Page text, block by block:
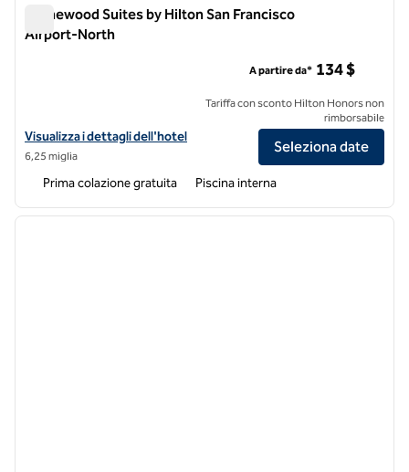
Homewood Suites by Hilton San Francisco
Airport-North
Visualizza i dettagli dell'hotel Homewood Suites by Hilton San
Visualizza i dettagli dell'hotel
6,25 miglia
A partire da* 134 $
Tariffa con sconto Hilton Honors non
rimborsabile
Seleziona date
Prima colazione gratuita Piscina interna
1 di 12